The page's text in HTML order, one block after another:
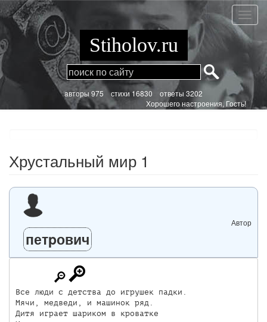
Перейти
к
основному
содержанию
мир
1
Stiholov.ru
aвторы 975стихи 16830 ответы 3202
Хорошего настроения, Гость!
Хрустальный мир 1
Автор
петpович
Все люди с детства до игрушек падки.
Мячи, медведи, и машинок ряд.
Дитя играет шариком в кроватке